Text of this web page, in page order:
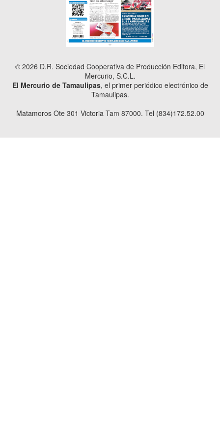
© 2026 D.R. Sociedad Cooperativa de Producción Editora, El
Mercurio, S.C.L.
El Mercurio de Tamaulipas, el primer periódico electrónico de
Tamaulipas.
Matamoros Ote 301 Victoria Tam 87000. Tel (834)172.52.00